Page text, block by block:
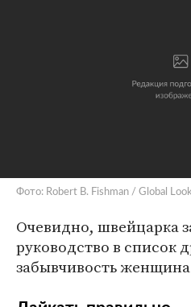
Фото: Robert B. Fishman / Global Look
Очевидно, швейцарка
руководство в список
забывчивость